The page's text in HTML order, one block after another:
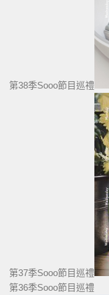
第38季Sooo節目巡禮
第37季Sooo節目巡禮
第36季Sooo節目巡禮